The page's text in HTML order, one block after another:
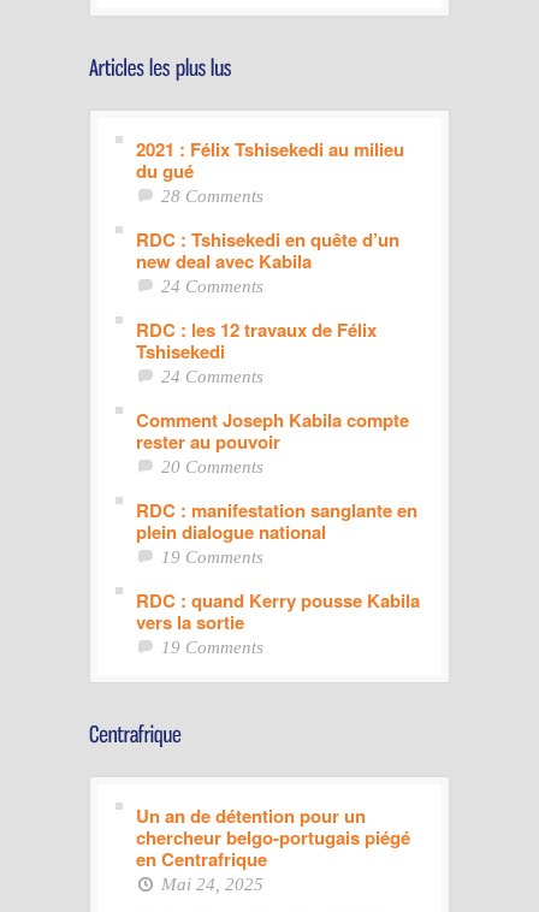
2021 : Félix Tshisekedi au milieu
du gué
28 Comments
RDC : Tshisekedi en quête d’un
new deal avec Kabila
24 Comments
RDC : les 12 travaux de Félix
Tshisekedi
24 Comments
Comment Joseph Kabila compte
rester au pouvoir
20 Comments
RDC : manifestation sanglante en
plein dialogue national
19 Comments
RDC : quand Kerry pousse Kabila
vers la sortie
19 Comments
Un an de détention pour un
chercheur belgo-portugais piégé
en Centrafrique
Mai 24, 2025